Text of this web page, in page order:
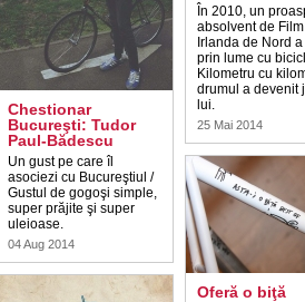
Chestionar
Bucureşti: Tudor
Paul-Bădescu
Un gust pe care îl
asociezi cu Bucureştiul /
Gustul de gogoşi simple,
super prăjite şi super
uleioase.
04 Aug 2014
În 2010, un
absolvent de
Irlanda de Nord
prin lume cu
Kilometru cu
drumul a devenit
lui.
25 Mai 2014
Oferă o biţă